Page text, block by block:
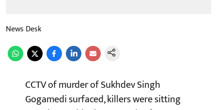
News Desk
CCTV of murder of Sukhdev Singh
Gogamedi surfaced, killers were sitting